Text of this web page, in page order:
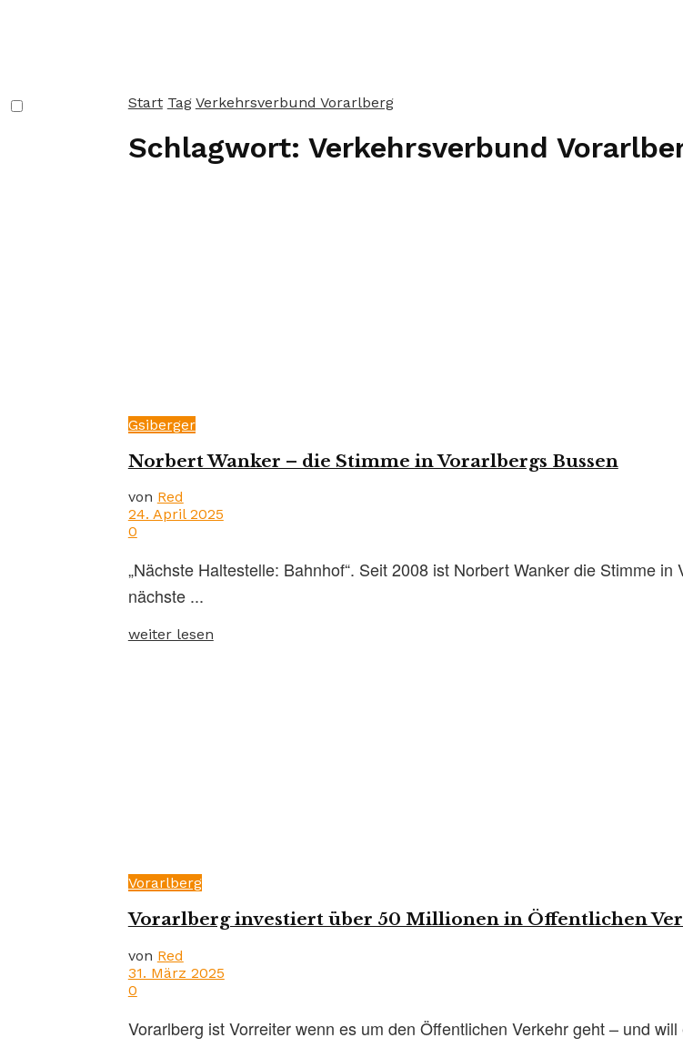
Start Tag Verkehrsverbund Vorarlberg
Schlagwort: Verkehrsverbund
Gsiberger
Norbert Wanker – die Stimme in Vorarlbergs Bussen
von Red
24. April 2025
0
„Nächste Haltestelle: Bahnhof“. Seit 2008 ist Norbert Wanker die Stimme
nächste ...
weiter lesen
Vorarlberg
Vorarlberg investiert über 50 Millionen in Öffentlichen
von Red
31. März 2025
0
Vorarlberg ist Vorreiter wenn es um den Öffentlichen Verkehr geht – und